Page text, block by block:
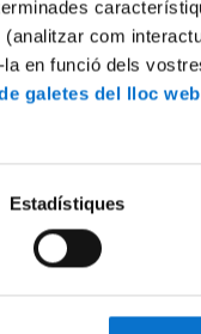
com
en funció dels
galetes del lloc
Estadístiques
dels-